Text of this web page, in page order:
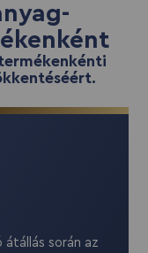
átállás során az